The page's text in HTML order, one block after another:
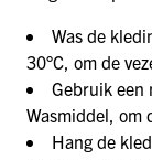
Was de
30°C, om de
Gebruik een
Wasmiddel, om
Hang de